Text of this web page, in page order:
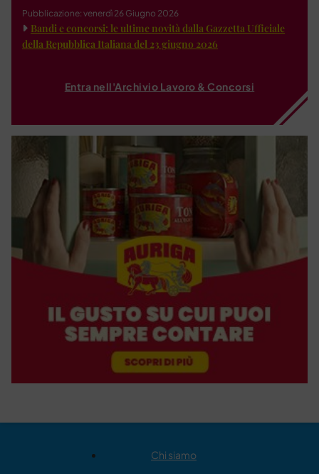
Pubblicazione: venerdì 26 Giugno 2026
Bandi e concorsi: le ultime novità dalla Gazzetta Ufficiale
della Repubblica Italiana del 23 giugno 2026
Entra nell'Archivio Lavoro & Concorsi
Chi siamo